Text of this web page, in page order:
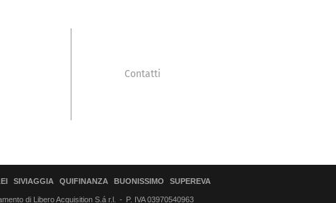
Contatti
SIVIAGGIA QUIFINANZA BUONISSIMO SUPEREVA
di Libero Acquisition S.á r.l. P. IVA 03970540963